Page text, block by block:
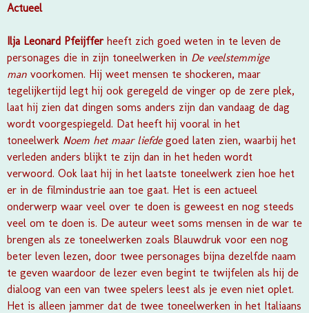
Actueel
Ilja Leonard Pfeijfferheeft zich goed weten in te leven de
personages die in zijn toneelwerken in De veelstemmige
man voorkomen. Hij weet mensen te shockeren, maar
tegelijkertijd legt hij ook geregeld de vinger op de zere plek,
laat hij zien dat dingen soms anders zijn dan vandaag de dag
wordt voorgespiegeld. Dat heeft hij vooral in het
toneelwerk Noem het maar liefdegoed laten zien, waarbij het
verleden anders blijkt te zijn dan in het heden wordt
verwoord. Ook laat hij in het laatste toneelwerk zien hoe het
er in de filmindustrie aan toe gaat. Het is een actueel
onderwerp waar veel over te doen is geweest en nog steeds
veel om te doen is. De auteur weet soms mensen in de war te
brengen als ze toneelwerken zoals Blauwdruk voor een nog
beter leven lezen, door twee personages bijna dezelfde naam
te geven waardoor de lezer even begint te twijfelen als hij de
dialoog van een van twee spelers leest als je even niet oplet.
Het is alleen jammer dat de twee toneelwerken in het Italiaans